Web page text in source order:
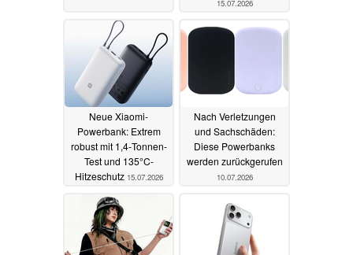
15.07.2026
Neue Xiaomi-
Powerbank: Extrem
robust mit 1,4‑Tonnen-
Test und 135°C-
Hitzeschutz 15.07.2026
Nach Verletzungen
und Sachschäden:
Diese Powerbanks
werden zurückgerufen
10.07.2026